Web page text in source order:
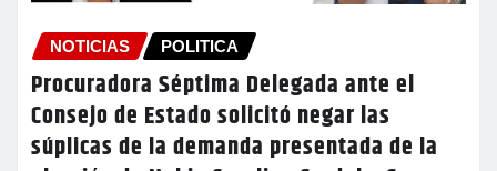
NOTICIAS POLITICA
Procuradora Séptima Delegada ante el
Consejo de Estado solicitó negar las
súplicas de la demanda presentada de la